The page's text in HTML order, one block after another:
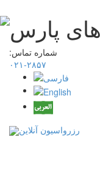
شماره تماس:
۲۸۵۷-۰۲۱
رزرواسیون آنلاین